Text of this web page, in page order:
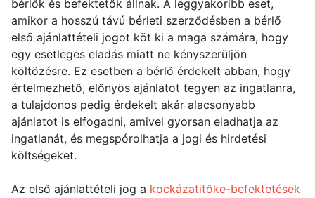
bérlők és befektetők állnak. A leggyakoribb eset,
amikor a hosszú távú bérleti szerződésben a bérlő
első ajánlattételi jogot köt ki a maga számára, hogy
egy esetleges eladás miatt ne kényszerüljön
költözésre. Ez esetben a bérlő érdekelt abban, hogy
értelmezhető, előnyös ajánlatot tegyen az ingatlanra,
a tulajdonos pedig érdekelt akár alacsonyabb
ajánlatot is elfogadni, amivel gyorsan eladhatja az
ingatlanát, és megspórolhatja a jogi és hirdetési
költségeket.
Az első ajánlattételi jog a kockázatitőke-befektetések